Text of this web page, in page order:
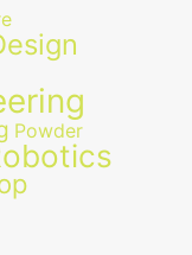
Powder